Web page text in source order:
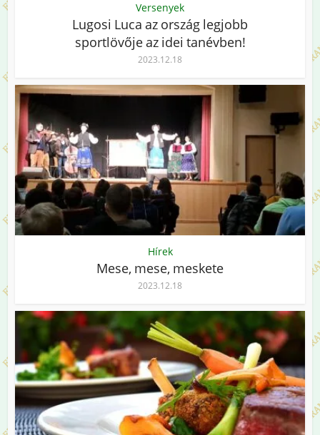
Versenyek
Lugosi Luca az ország legjobb
sportlövője az idei tanévben!
2023.12.18
Hírek
Mese, mese, meskete
2023.12.18